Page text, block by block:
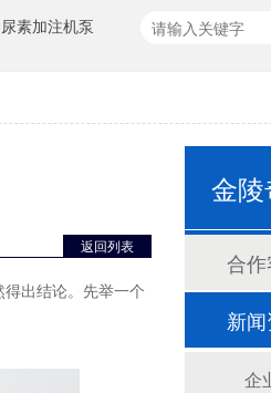
素加注机泵
返回列表
出结论。先举一个
金
合
新
企